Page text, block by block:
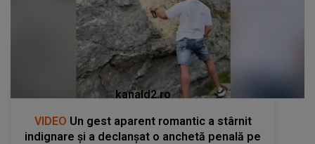
kanald2.ro
VIDEO Un gest aparent romantic a stârnit
indignare și a declanșat o anchetă penală pe